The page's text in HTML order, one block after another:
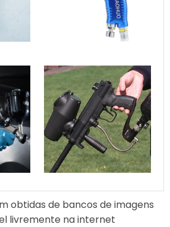
obtidas de bancos de imagens
livremente na internet